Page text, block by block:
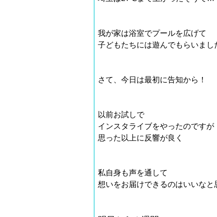
我が家は浴室でプールを広げて
子どもたちには遊んでもらいまし
さて、今日は最初に告知から！
以前お試しで
インスタライブをやったのですが
思った以上に反響が良く
私自身も声を通して
想いをお届けできるのはいいなと